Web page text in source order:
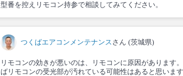
型番を控えリモコン持参で相談してみてください。
つくばエアコンメンテナンス さん (茨城県)
リモコンの効きが悪いのは、リモコンに原因があります
ばリモコンの受光部が汚れている可能性はあると思いま